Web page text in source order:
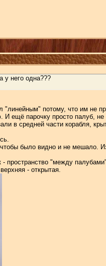
у него одна???
"линейным" потому, что им не
И ещё парочку просто палуб,
в средней части корабля,
было видно и не мешало.
"между
- открытая.